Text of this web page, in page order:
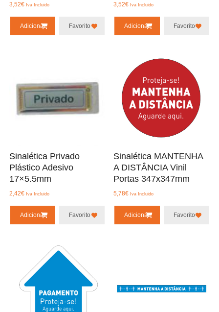
3,52€ Iva Incluido
Adicionar Favorito
3,52€ Iva Incluido
Adicionar Favorito
Sinalética Privado
Plástico Adesivo
17×5.5mm
2,42€ Iva Incluido
Adicionar Favorito
Sinalética MANTENHA
A DISTÂNCIA Vinil
Portas 347x347mm
5,78€ Iva Incluido
Adicionar Favorito